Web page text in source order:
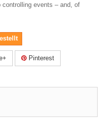
events – and, of
Pinterest